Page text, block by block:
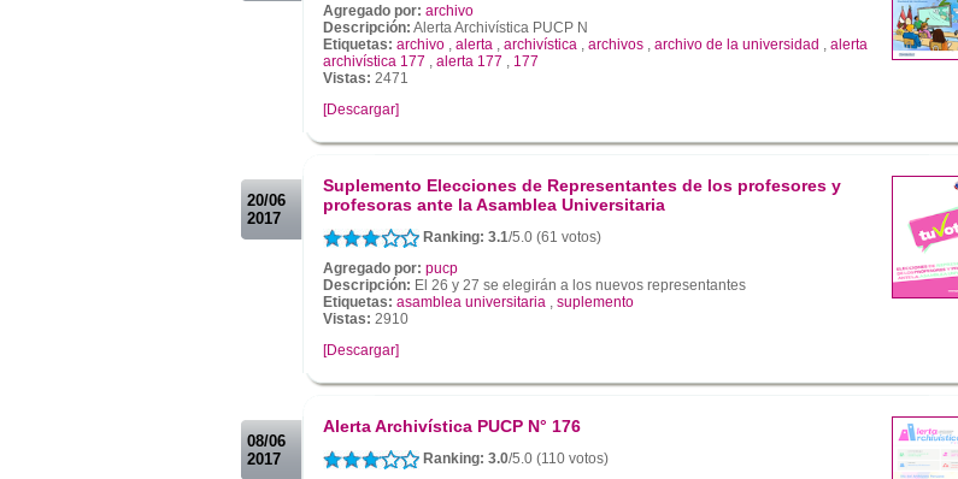
Agregado por: archivo
Descripción: Alerta Archivística PUCP N
Etiquetas: archivo , alerta , archivística , archivos , archivo de la universidad , alerta
archivística 177 , alerta 177 , 177
Vistas: 2471
[Descargar]
20/06
2017
Suplemento Elecciones de Representantes de los profesores y
profesoras ante la Asamblea Universitaria
Ranking: 3.1/5.0 (61 votos)
Agregado por: pucp
Descripción: El 26 y 27 se elegirán a los nuevos representantes
Etiquetas: asamblea universitaria , suplemento
Vistas: 2910
[Descargar]
08/06
2017
Alerta Archivística PUCP N° 176
Ranking: 3.0/5.0 (110 votos)